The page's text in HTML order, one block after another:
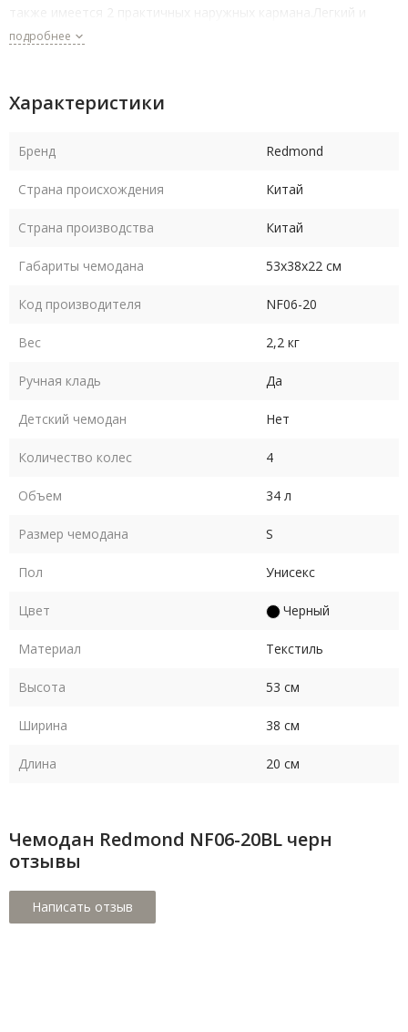
также имеется 2 практичных наружных кармана.Легкий и
маневренный, он обеспечит комфортное перемещение по
колесами, вращающимися на 360 градусов. Встроенный TSA
подробнее
Характеристики
Бренд Redmond
Страна происхождения Китай
Страна производства Китай
Габариты чемодана 53х38х22 см
Код производителя NF06-20
Вес 2,2 кг
Ручная кладь Да
Детский чемодан Нет
Количество колес 4
Объем 34 л
Размер чемодана S
Пол Унисекс
Цвет Черный
Материал Текстиль
Высота 53 см
Ширина 38 см
Длина 20 см
Чемодан Redmond NF06-20BL черн
отзывы